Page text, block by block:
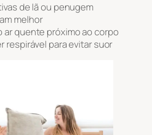
de lã ou penugem
melhor
ar quente próximo ao corpo
respirável para evitar suor